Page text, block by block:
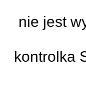
nie jest
kontrolka